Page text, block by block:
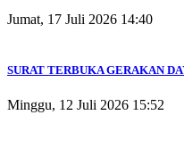
Jumat, 17 Juli 2026 14:40
SURAT TERBUKA GERAKAN
Minggu, 12 Juli 2026 15:52